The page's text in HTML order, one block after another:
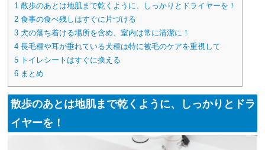
1 散歩のあとは地肌まで乾くように、しっかりとドライヤーを！
2 食事の食べ残しはすぐに片づける
3 犬の落ち着ける場所を含め、室内は常に清潔に！
4 長毛種や耳が垂れている犬種は特に被毛のケアを重視して
5 トイレシートはすぐに換える
6 まとめ
散歩のあとは地肌まで乾くように、しっかりとドラ
イヤーを！